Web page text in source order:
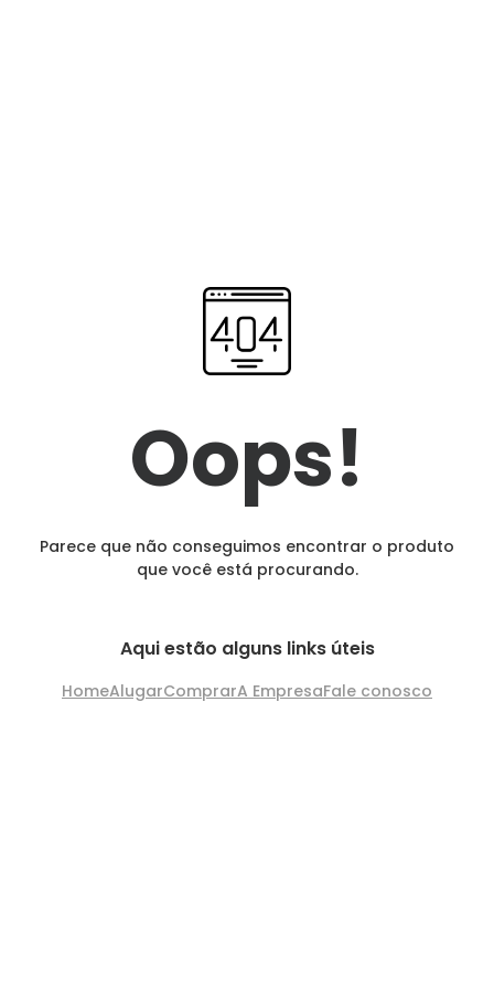
Oops!
Parece que não conseguimos encontrar o produto
que você está procurando.
Aqui estão alguns links úteis
HomeAlugarComprarA EmpresaFale conosco